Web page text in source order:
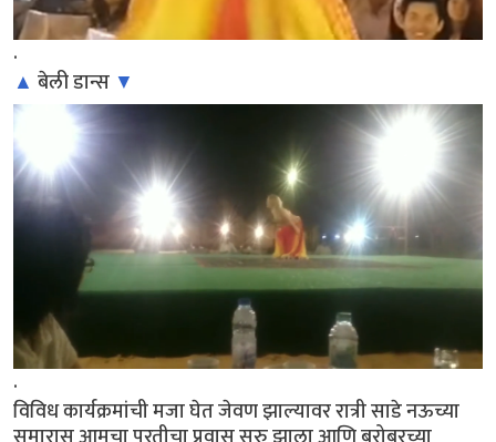
.
▲ बेली डान्स ▼
.
विविध कार्यक्रमांची मजा घेत जेवण झाल्यावर रात्री साडे नऊच्या